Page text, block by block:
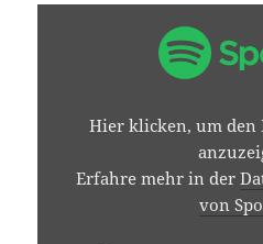
DASHBOARDS
REGELN,
Hier klicken, um
Erfahre mehr in der
von